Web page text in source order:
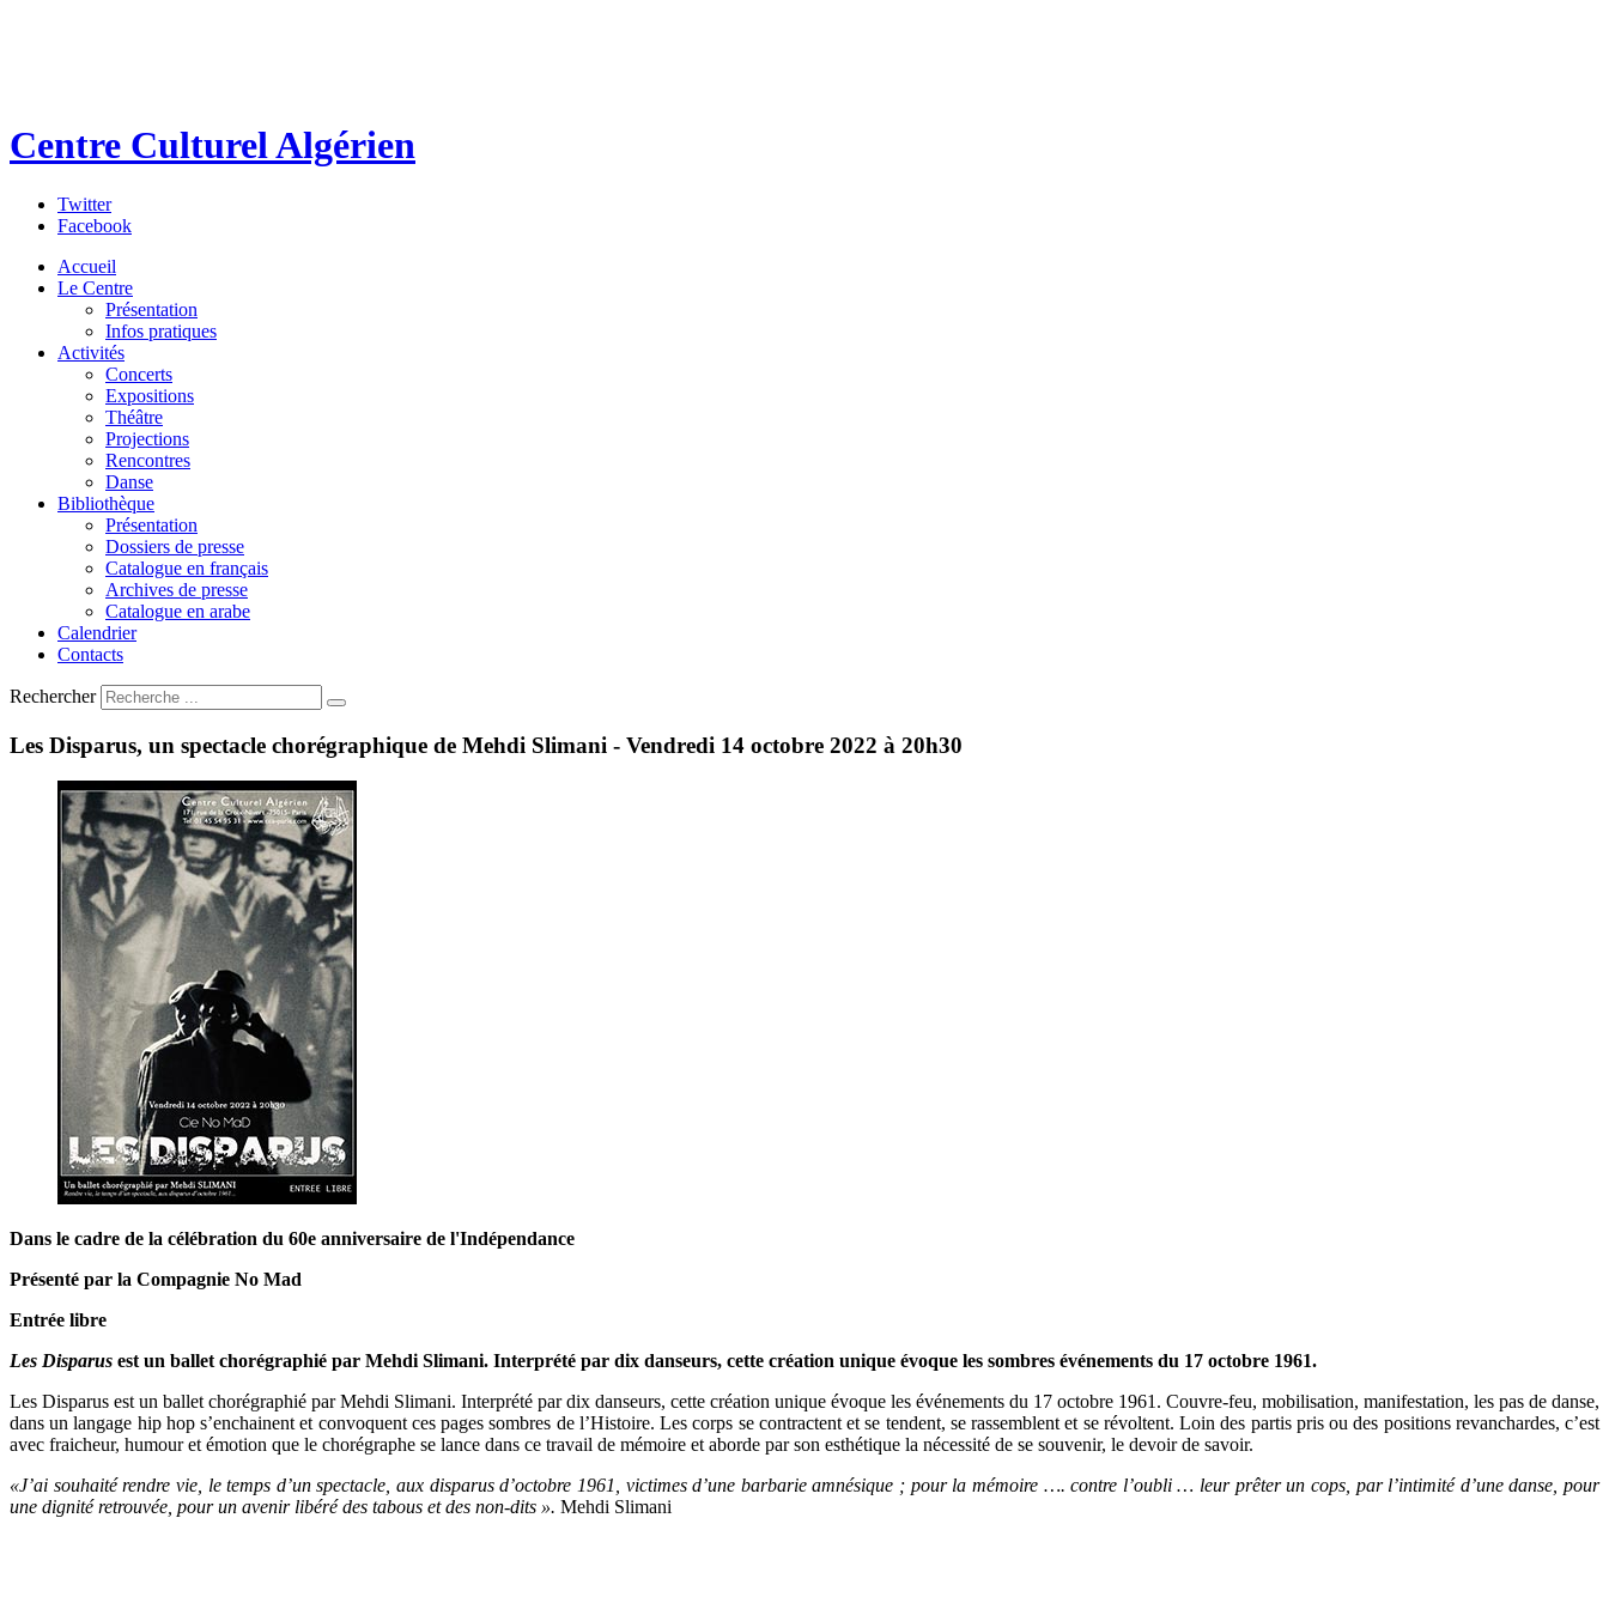
Centre Culturel Algérien
Twitter
Facebook
Accueil
Le Centre
Présentation
Infos pratiques
Activités
Concerts
Expositions
Théâtre
Projections
Rencontres
Danse
Bibliothèque
Présentation
Dossiers de presse
Catalogue en français
Archives de presse
Catalogue en arabe
Calendrier
Contacts
Rechercher
Les Disparus, un spectacle chorégraphique de Mehdi Slimani - Vendredi 14 octobre 2022 à 20h30
Dans le cadre de la célébration du 60e anniversaire de l'Indépendance
Présenté par la Compagnie No Mad
Entrée libre
Les Disparus est un ballet chorégraphié par Mehdi Slimani. Interprété par dix danseurs, cette création unique évoque les sombres événements du 17 octobre 1961.
Les Disparus est un ballet chorégraphié par Mehdi Slimani. Interprété par dix danseurs, cette création unique évoque les événements du 17 octobre 1961. Couvre-feu, mobilisation, manifestation, les pas de danse,
dans un langage hip hop s’enchainent et convoquent ces pages sombres de l’Histoire. Les corps se contractent et se tendent, se rassemblent et se révoltent. Loin des partis pris ou des positions revanchardes, c’est
avec fraicheur, humour et émotion que le chorégraphe se lance dans ce travail de mémoire et aborde par son esthétique la nécessité de se souvenir, le devoir de savoir.
«J’ai souhaité rendre vie, le temps d’un spectacle, aux disparus d’octobre 1961, victimes d’une barbarie amnésique ; pour la mémoire …. contre l’oubli … leur prêter un cops, par l’intimité d’une danse, pour
une dignité retrouvée, pour un avenir libéré des tabous et des non-dits ». Mehdi Slimani